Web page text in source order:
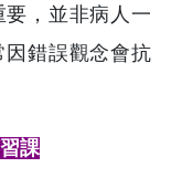
，並非病人一
錯誤觀念會抗
課